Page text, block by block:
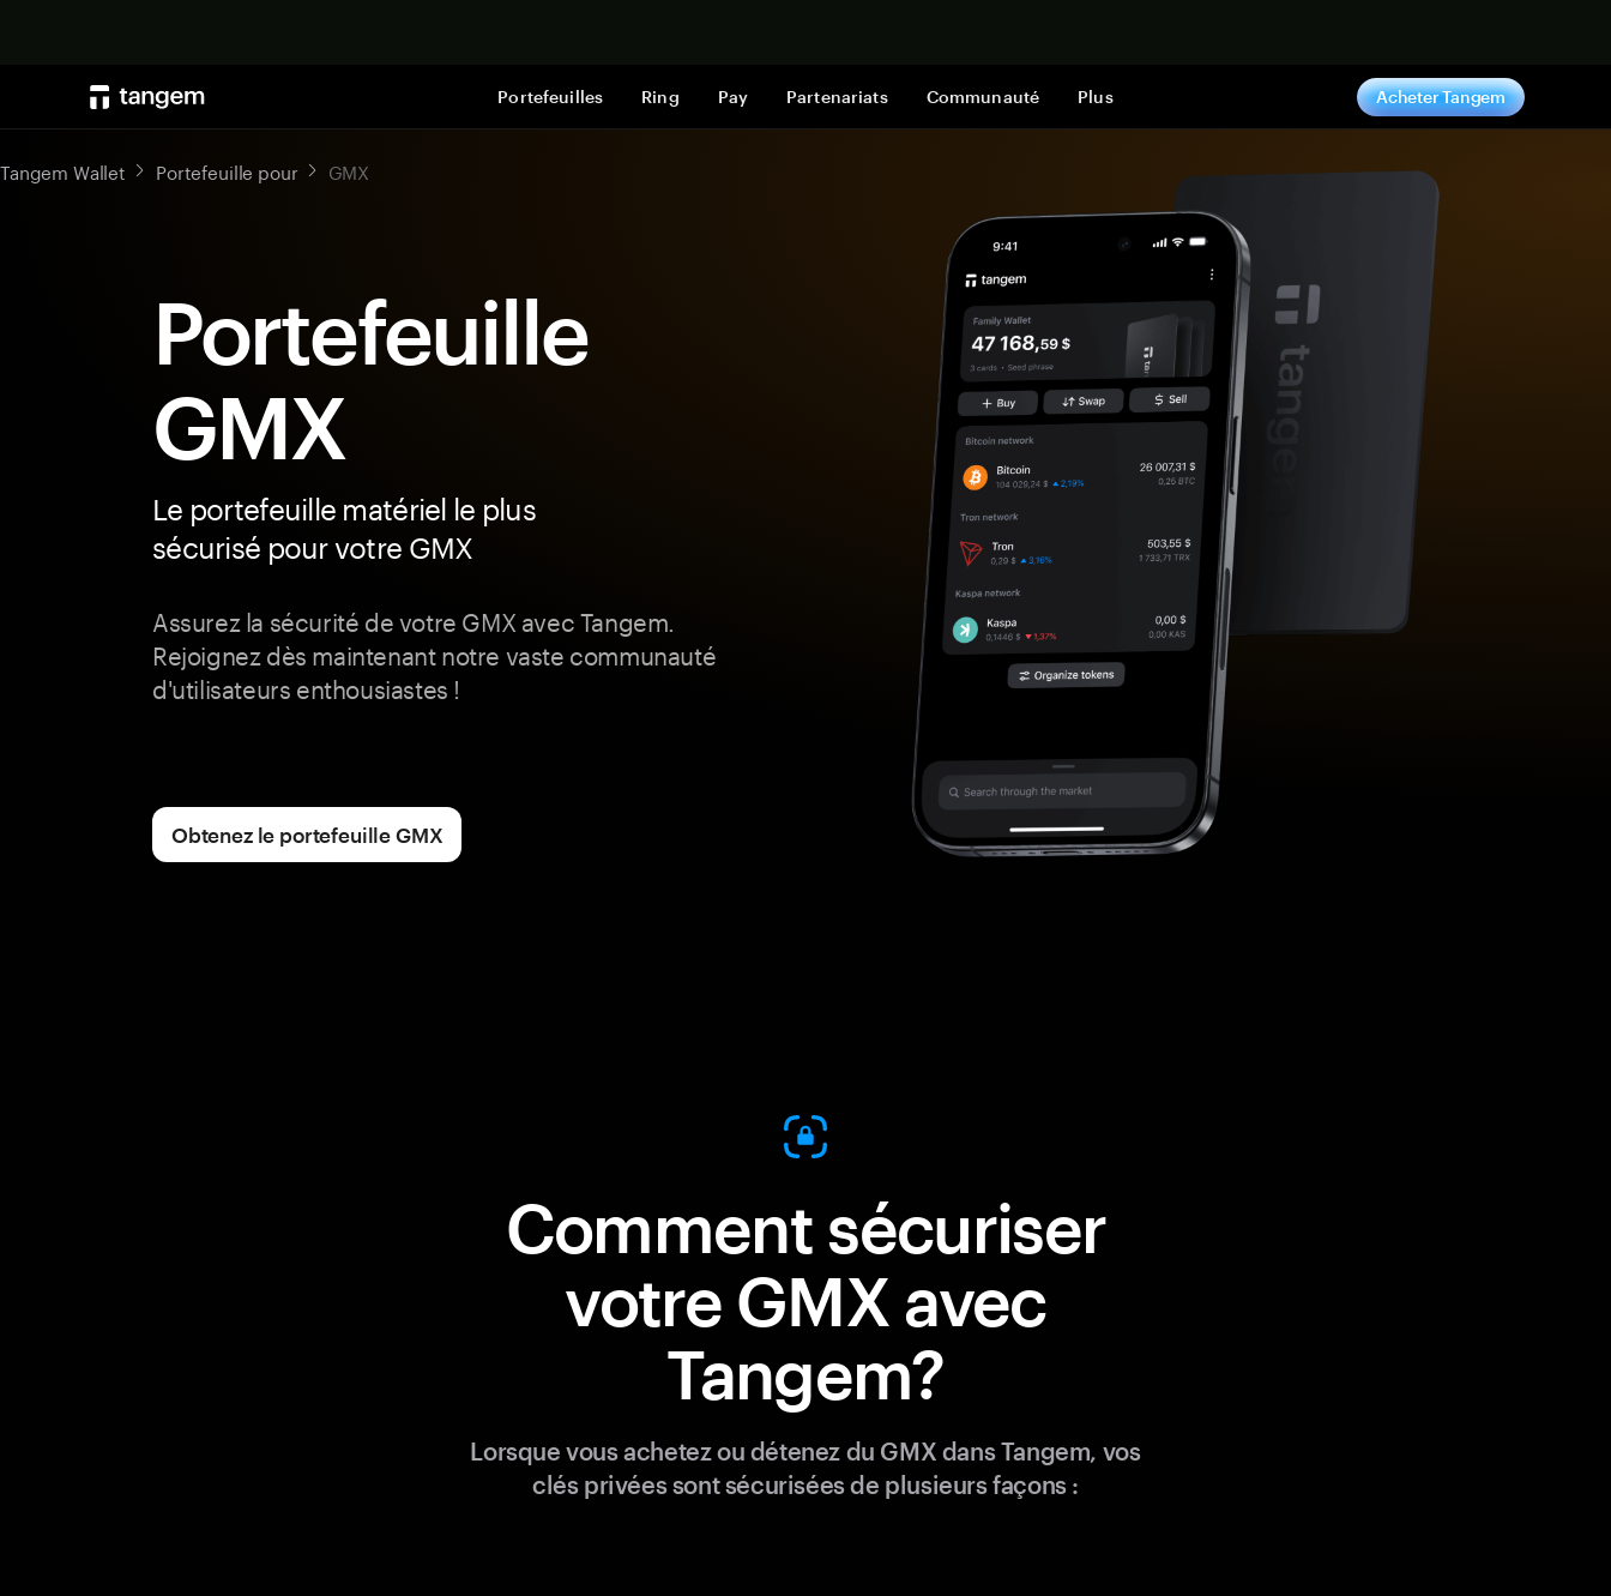
Portefeuilles Ring Pay Partenariats Communauté Plus Acheter Tangem
Tangem Wallet Portefeuille pour GMX
Portefeuille
GMX
Le portefeuille matériel le plus
sécurisé pour votre GMX
Assurez la sécurité de votre GMX avec Tangem.
Rejoignez dès maintenant notre vaste communauté
d'utilisateurs enthousiastes !
Obtenez le portefeuille GMX
Comment sécuriser
votre GMX avec
Tangem?
Lorsque vous achetez ou détenez du GMX dans Tangem, vos
clés privées sont sécurisées de plusieurs façons :